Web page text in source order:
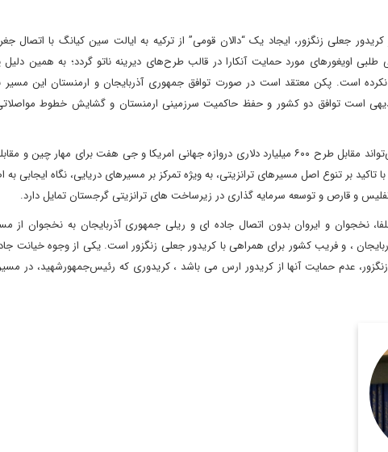
کریدور جعلی زنگزور، ایجاد یک “دالان قومی” از ترکیه به ایالت سین کیانگ با اتصال
اویغورهای مورد حمایت آنکارا در قالب طرح‌های دیرینه ناتو گردد؛ به همین
است. پکن معتقد است در صورت توافق جمهوری آذربایجان و ارمنستان این مسیر
است توافق دو کشور و حفظ حاکمیت سرزمینی ارمنستان و گشایش خطوط
۹. ترکیه به عنوان عضو ناتو نمی‌تواند مقابل طرح ۶۰۰ میلیارد دلاری دروازه جهانی امریکا و جی هفت
بر تنوع اصل مسیرهای ترانزیتی، به ویژه تمرکز بر مسیرهای دریایی، نگاه ایجابی به
و قارص و توسعه سرمایه گذاری در زیرساخت های ترانزیتی گرجستان تمایل دارد.
نخجوان و ایروان بدون اتصال جاده ای و ریلی جمهوری آذربایجان به نخجوان از
، و فریب کشور برای همراهی با کریدور جعلی زنگزور است. یکی از وجوه خیانت
عدم حمایت آنها از کریدور ارس می باشد ، کریدوری که رئیس‌جمهورشهید، در